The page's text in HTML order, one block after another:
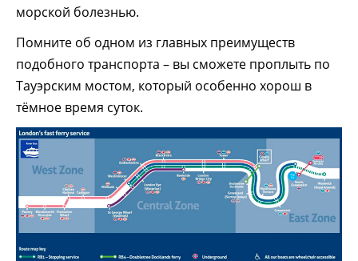
морской болезнью.
Помните об одном из главных преимуществ
подобного транспорта – вы сможете проплыть по
Тауэрским мостом, который особенно хорош в
тёмное время суток.